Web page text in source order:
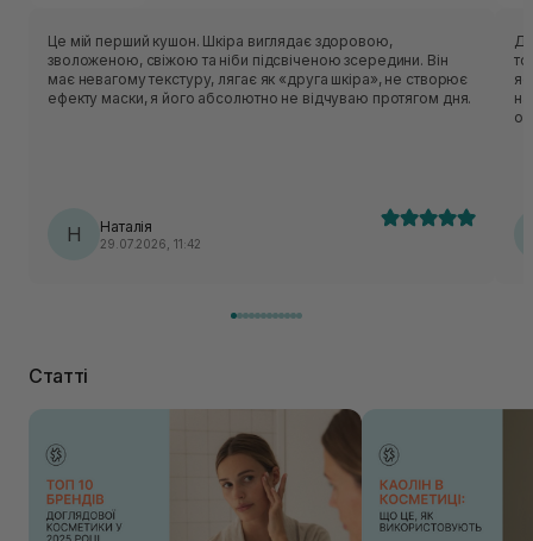
Це мій перший кушон. Шкіра виглядає здоровою,
зволоженою, свіжою та ніби підсвіченою зсередини. Він
має невагому текстуру, лягає як «друга шкіра», не створює
ефекту маски, я його абсолютно не відчуваю протягом дня.
Н Наталія
29.07.2026, 11:42
Статті